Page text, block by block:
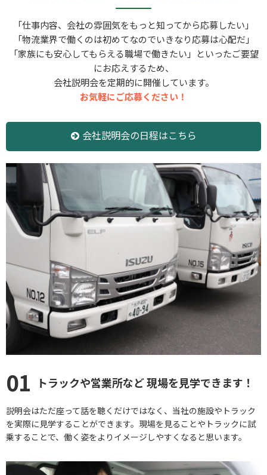
「仕事内容、会社の雰囲気をもっと知ってから応募したい」
「物流業界で働くのは初めてなのでいきなり応募は心配だ」
「家族にも安心してもらえる職場で働きたい」といったご要望
にお応えするため、
会社説明会を定期的に開催しています。
お気軽にご応募ください！
会社説明会の日程はこちら
01 トラックや営業所など現場を見学できます！
説明会はただ座って話を聴くだけではなく、当社の施設やトラック
を実際に見学することができます。現場を見ることやトラックに試
乗することで、働く姿をよりイメージしやすくなると思います。